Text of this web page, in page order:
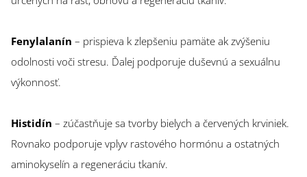
Fenylalanín – prispieva k zlepšeniu pamäte ak zvýšeniu
odolnosti voči stresu. Ďalej podporuje duševnú a sexuálnu
výkonnosť.
Histidín – zúčastňuje sa tvorby bielych a červených krviniek.
Rovnako podporuje vplyv rastového hormónu a ostatných
aminokyselín a regeneráciu tkanív.